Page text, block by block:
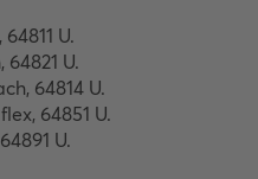
U.
U.
64814 U.
64851 U.
U.